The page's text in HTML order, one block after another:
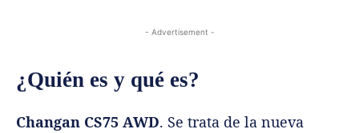
- Advertisement -
¿Quién es y qué es?
Changan CS75 AWD. Se trata de la nueva